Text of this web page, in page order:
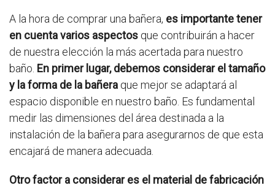
A la hora de comprar una bañera, es importante tener
en cuenta varios aspectos que contribuirán a hacer
de nuestra elección la más acertada para nuestro
baño. En primer lugar, debemos considerar el tamaño
y la forma de la bañera que mejor se adaptará al
espacio disponible en nuestro baño. Es fundamental
medir las dimensiones del área destinada a la
instalación de la bañera para asegurarnos de que esta
encajará de manera adecuada.
Otro factor a considerar es el material de fabricación